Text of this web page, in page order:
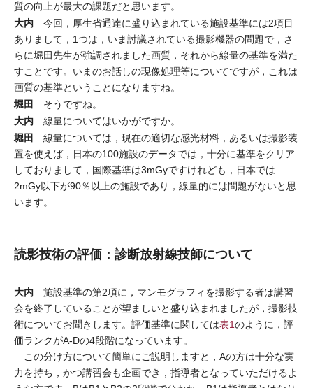
質の向上が最大の課題だと思います。
大内 今回，厚生省通達に盛り込まれている施設基準には2項目
ありまして，1つは，いま討議されている撮影機器の問題で，さ
らに堀田先生が強調されました画質，それから線量の基準を満た
すことです。いまのお話しの現像処理等についてですが，これは
画質の基準ということになりますね。
堀田 そうですね。
大内 線量についてはいかがですか。
堀田 線量については，現在の適切な感光材料，あるいは撮影装
置を使えば，日本の100施設のデータでは，十分に基準をクリア
しておりまして，国際基準は3mGyですけれども，日本では
2mGy以下が90％以上の施設であり，線量的には問題がないと思
います。
読影技術の評価：診断放射線技師について
大内 施設基準の第2項に，マンモグラフィを撮影する者は講習
会を終了していることが望ましいと盛り込まれましたが，撮影技
術についてお聞きします。評価基準に関しては表1のように，評
価ランクがA-Dの4段階になっています。
この分け方について簡単にご説明しますと，Aの方は十分な実
力を持ち，かつ講習会も企画でき，指導者となっていただけるよ